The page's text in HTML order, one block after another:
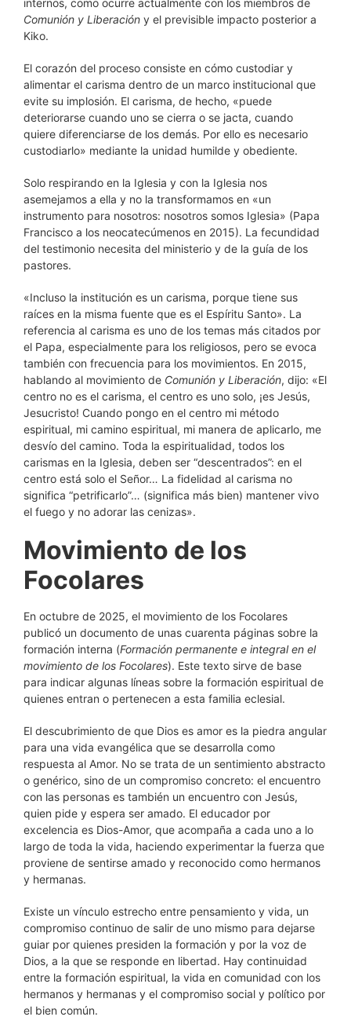
internos, como ocurre actualmente con los miembros de
Comunión y Liberación y el previsible impacto posterior a
Kiko.
El corazón del proceso consiste en cómo custodiar y
alimentar el carisma dentro de un marco institucional que
evite su implosión. El carisma, de hecho, «puede
deteriorarse cuando uno se cierra o se jacta, cuando
quiere diferenciarse de los demás. Por ello es necesario
custodiarlo» mediante la unidad humilde y obediente.
Solo respirando en la Iglesia y con la Iglesia nos
asemejamos a ella y no la transformamos en «un
instrumento para nosotros: nosotros somos Iglesia» (Papa
Francisco a los neocatecúmenos en 2015). La fecundidad
del testimonio necesita del ministerio y de la guía de los
pastores.
«Incluso la institución es un carisma, porque tiene sus
raíces en la misma fuente que es el Espíritu Santo». La
referencia al carisma es uno de los temas más citados por
el Papa, especialmente para los religiosos, pero se evoca
también con frecuencia para los movimientos. En 2015,
hablando al movimiento de Comunión y Liberación, dijo: «El
centro no es el carisma, el centro es uno solo, ¡es Jesús,
Jesucristo! Cuando pongo en el centro mi método
espiritual, mi camino espiritual, mi manera de aplicarlo, me
desvío del camino. Toda la espiritualidad, todos los
carismas en la Iglesia, deben ser “descentrados”: en el
centro está solo el Señor… La fidelidad al carisma no
significa “petrificarlo”… (significa más bien) mantener vivo
el fuego y no adorar las cenizas».
Movimiento de los
Focolares
En octubre de 2025, el movimiento de los Focolares
publicó un documento de unas cuarenta páginas sobre la
formación interna (Formación permanente e integral en el
movimiento de los Focolares). Este texto sirve de base
para indicar algunas líneas sobre la formación espiritual de
quienes entran o pertenecen a esta familia eclesial.
El descubrimiento de que Dios es amor es la piedra angular
para una vida evangélica que se desarrolla como
respuesta al Amor. No se trata de un sentimiento abstracto
o genérico, sino de un compromiso concreto: el encuentro
con las personas es también un encuentro con Jesús,
quien pide y espera ser amado. El educador por
excelencia es Dios-Amor, que acompaña a cada uno a lo
largo de toda la vida, haciendo experimentar la fuerza que
proviene de sentirse amado y reconocido como hermanos
y hermanas.
Existe un vínculo estrecho entre pensamiento y vida, un
compromiso continuo de salir de uno mismo para dejarse
guiar por quienes presiden la formación y por la voz de
Dios, a la que se responde en libertad. Hay continuidad
entre la formación espiritual, la vida en comunidad con los
hermanos y hermanas y el compromiso social y político por
el bien común.